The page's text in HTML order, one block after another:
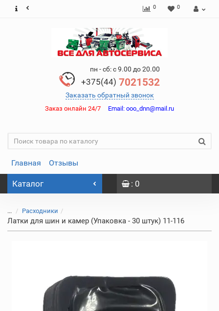
0 0
пн - сб: с 9.00 до 20.00
+375(44) 7021532
Заказать обратный звонок
Заказ онлайн 24/7 Email: ooo_dnn@mail.ru
Главная Отзывы
Каталог : 0
... Расходники
Латки для шин и камер (Упаковка - 30 штук) 11-116